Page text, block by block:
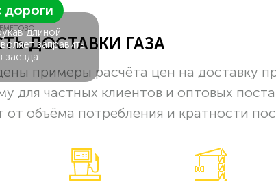
дороги
длиной
заправить
заезда
ДОСТАВКИ ГАЗА
примеры расчёта цен на доставку
для частных клиентов и оптовых
от объёма потребления и кратности